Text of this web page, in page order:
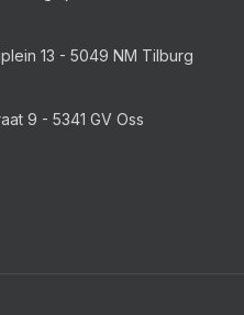
13 - 5049 NM Tilburg
9 - 5341 GV Oss